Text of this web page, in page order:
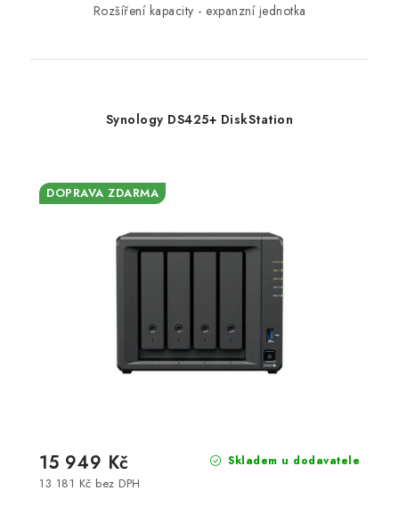
Rozšíření kapacity - expanzní jednotka
Synology DS425+ DiskStation
DOPRAVA ZDARMA
Skladem u dodavatele
13 181 Kč bez DPH
15 949 Kč